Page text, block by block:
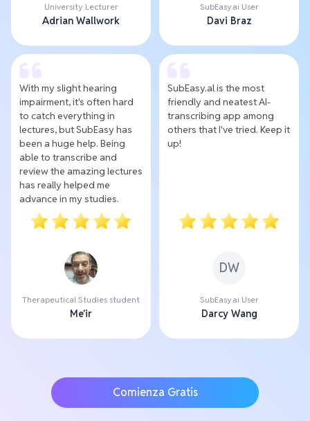
University Lecturer
Adrian Wallwork
SubEasy.ai User
Davi Braz
With my slight hearing
impairment, it's often hard
to catch everything in
lectures, but SubEasy has
been a huge help. Being
able to transcribe and
review the amazing lectures
has really helped me
advance in my studies.
Therapeutical Studies student
Me'ir
SubEasy.al is the most
friendly and neatest AI-
transcribing app among
others that I've tried. Keep it
up!
DW
SubEasy.ai User
Darcy Wang
Comienza Gratis